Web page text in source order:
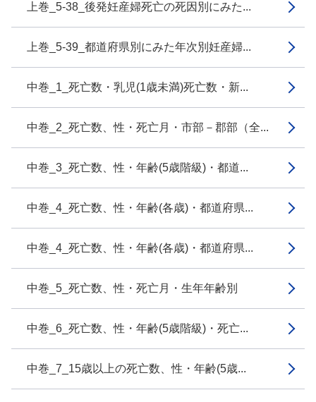
上巻_5-38_後発妊産婦死亡の死因別にみた...
上巻_5-39_都道府県別にみた年次別妊産婦...
中巻_1_死亡数・乳児(1歳未満)死亡数・新...
中巻_2_死亡数、性・死亡月・市部－郡部（全...
中巻_3_死亡数、性・年齢(5歳階級)・都道...
中巻_4_死亡数、性・年齢(各歳)・都道府県...
中巻_4_死亡数、性・年齢(各歳)・都道府県...
中巻_5_死亡数、性・死亡月・生年年齢別
中巻_6_死亡数、性・年齢(5歳階級)・死亡...
中巻_7_15歳以上の死亡数、性・年齢(5歳...